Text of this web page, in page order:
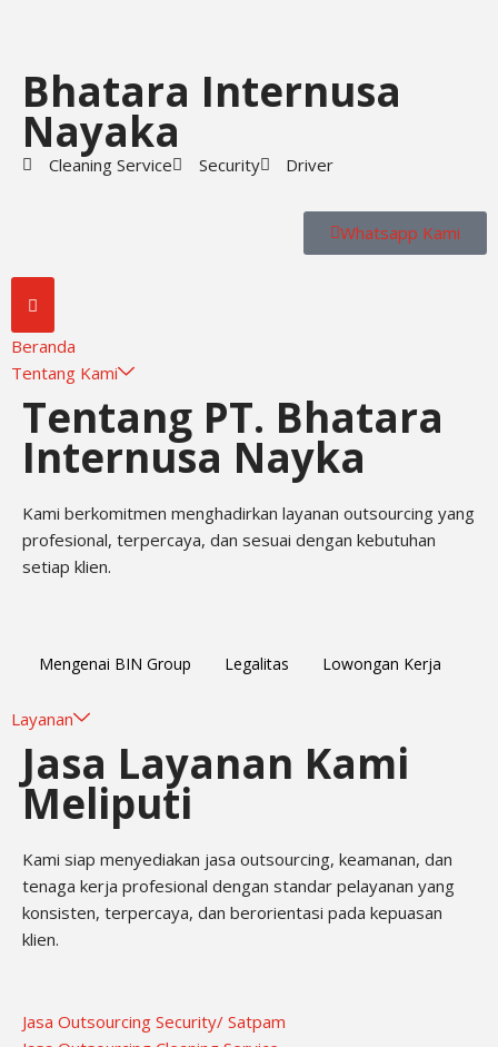
to
content
Bhatara Internusa
Nayaka
Cleaning Service Security Driver
Whatsapp Kami
Beranda
Tentang Kami
Tentang PT. Bhatara
Internusa Nayka
Kami berkomitmen menghadirkan layanan outsourcing yang
profesional, terpercaya, dan sesuai dengan kebutuhan
setiap klien.
Mengenai BIN Group Legalitas Lowongan Kerja
Layanan
Jasa Layanan Kami
Meliputi
Kami siap menyediakan jasa outsourcing, keamanan, dan
tenaga kerja profesional dengan standar pelayanan yang
konsisten, terpercaya, dan berorientasi pada kepuasan
klien.
Jasa Outsourcing Security/ Satpam